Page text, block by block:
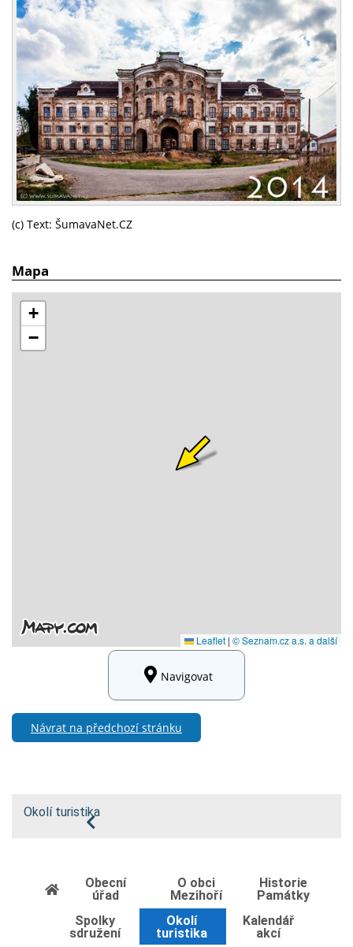
(c) Text: ŠumavaNet.CZ
Mapa
Navigovat
Návrat na předchozí stránku
Okolí turistika
Obecní
úřad
O obci
Mezihoří
Historie
Památky
Spolky
sdružení
Okolí
turistika
Kalendář
akcí